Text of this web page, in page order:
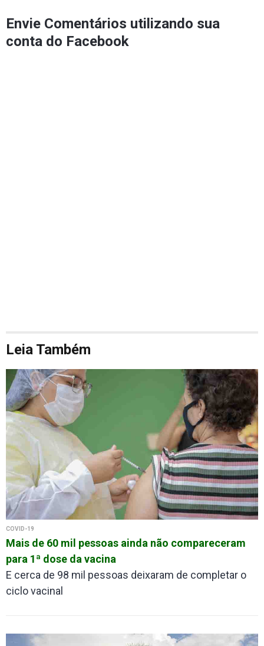
Envie Comentários utilizando sua
conta do Facebook
Leia Também
COVID-19
Mais de 60 mil pessoas ainda não compareceram
para 1ª dose da vacina
E cerca de 98 mil pessoas deixaram de completar o
ciclo vacinal